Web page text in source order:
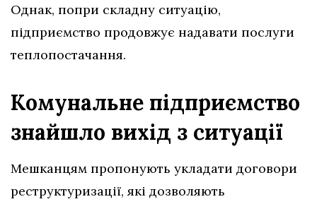
Однак, попри складну ситуацію,
підприємство продовжує надавати послуги
теплопостачання.
Комунальне підприємство
знайшло вихід з ситуації
Мешканцям пропонують укладати договори
реструктуризації, які дозволяють